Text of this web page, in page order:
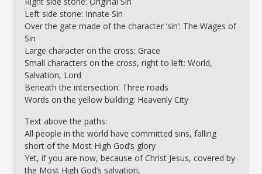
Left side stone: Innate Sin
Over the gate made of the character ‘sin’: The Wages of
Sin
Large character on the cross: Grace
Small characters on the cross, right to left: World,
Salvation, Lord
Beneath the intersection: Three roads
Words on the yellow building: Heavenly City
Text above the paths:
All people in the world have committed sins, falling
short of the Most High God’s glory
Yet, if you are now, because of Christ Jesus, covered by
the Most High God’s salvation,